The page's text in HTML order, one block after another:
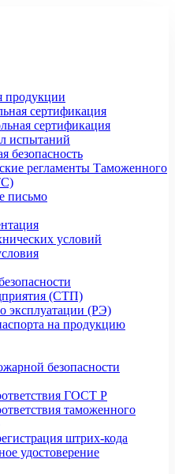
продукции
сертификация
сертификация
испытаний
безопасность
регламенты Таможенного
письмо
условий
(СТП)
эксплуатации (РЭ)
на продукцию
безопасности
ГОСТ Р
таможенного
штрих-кода
удостоверение